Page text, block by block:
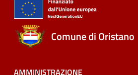
Comune di Oristano
AMMINISTRAZIONE